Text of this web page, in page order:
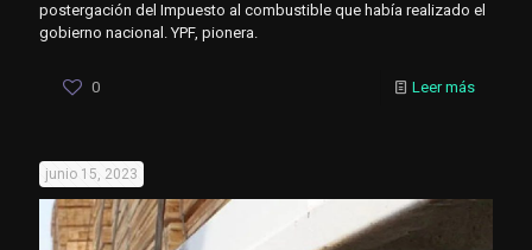
postergación del Impuesto al combustible que había realizado el
gobierno nacional. YPF, pionera.
0 Leer más
junio 15, 2023